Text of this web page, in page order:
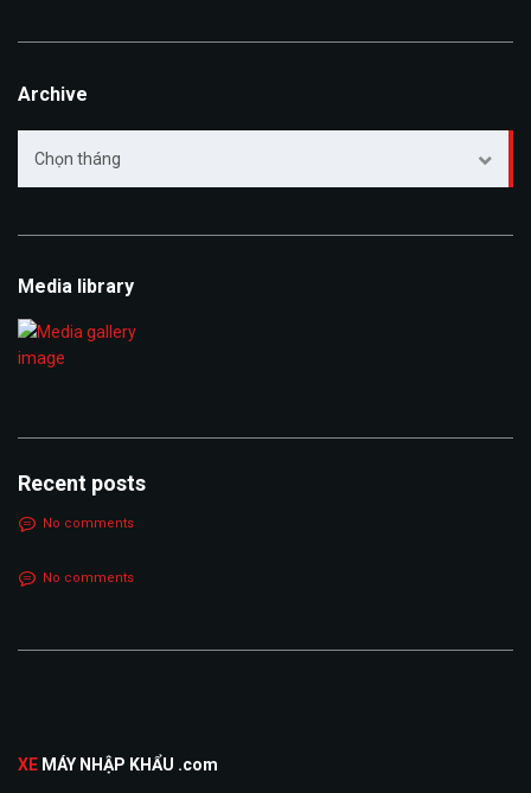
Archive
Chọn tháng
Media library
Recent posts
No comments
No comments
XE MÁY NHẬP KHẨU .com